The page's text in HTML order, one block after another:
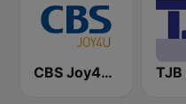
CBS Joy4U-CBS 라디오